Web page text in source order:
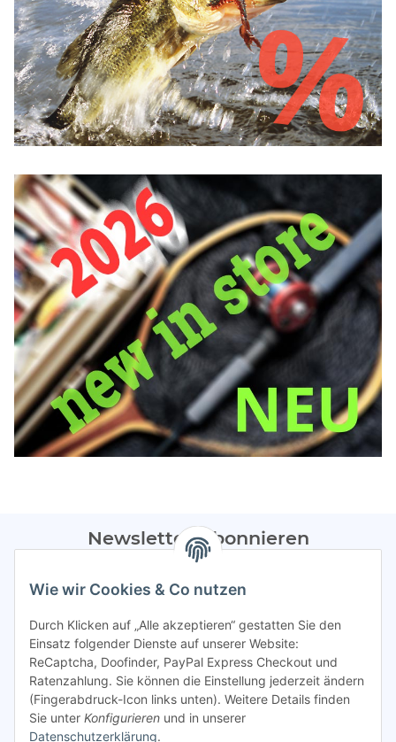
Newsletter Abonnieren
Bitte sendet mir entsprechend eurer
regelmäßig Infos zu euren Aktionen per E-Mail zu.
Abonnieren
Spamschutz aktiv
Gesetzliche Informationen
Wie wir Cookies & Co nutzen
Durch Klicken auf „Alle akzeptieren“ gestatten Sie den
Einsatz folgender Dienste auf unserer Website:
ReCaptcha, Doofinder, PayPal Express Checkout und
Ratenzahlung. Sie können die Einstellung jederzeit ändern
(Fingerabdruck-Icon links unten). Weitere Details finden
Sie unter Konfigurieren und in unserer
Datenschutzerklärung.